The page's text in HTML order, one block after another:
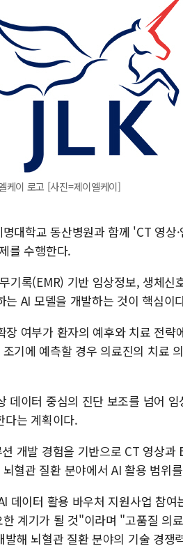
케이 로고 [사진=제이엘케이]
대학교 동산병원과 함께 'CT 영상
를 수행한다.
기록(EMR) 기반 임상정보, 생체신
AI 모델을 개발하는 것이 핵심이
여부가 환자의 예후와 치료 전략
기에 예측할 경우 의료진의 치료
데이터 중심의 진단 보조를 넘어
다는 계획이다.
개발 경험을 기반으로 CT 영상과
혈관 질환 분야에서 AI 활용 범위
데이터 활용 바우처 지원사업 참
계기가 될 것"이라며 "고품질 의
해 뇌혈관 질환 분야의 기술 경쟁